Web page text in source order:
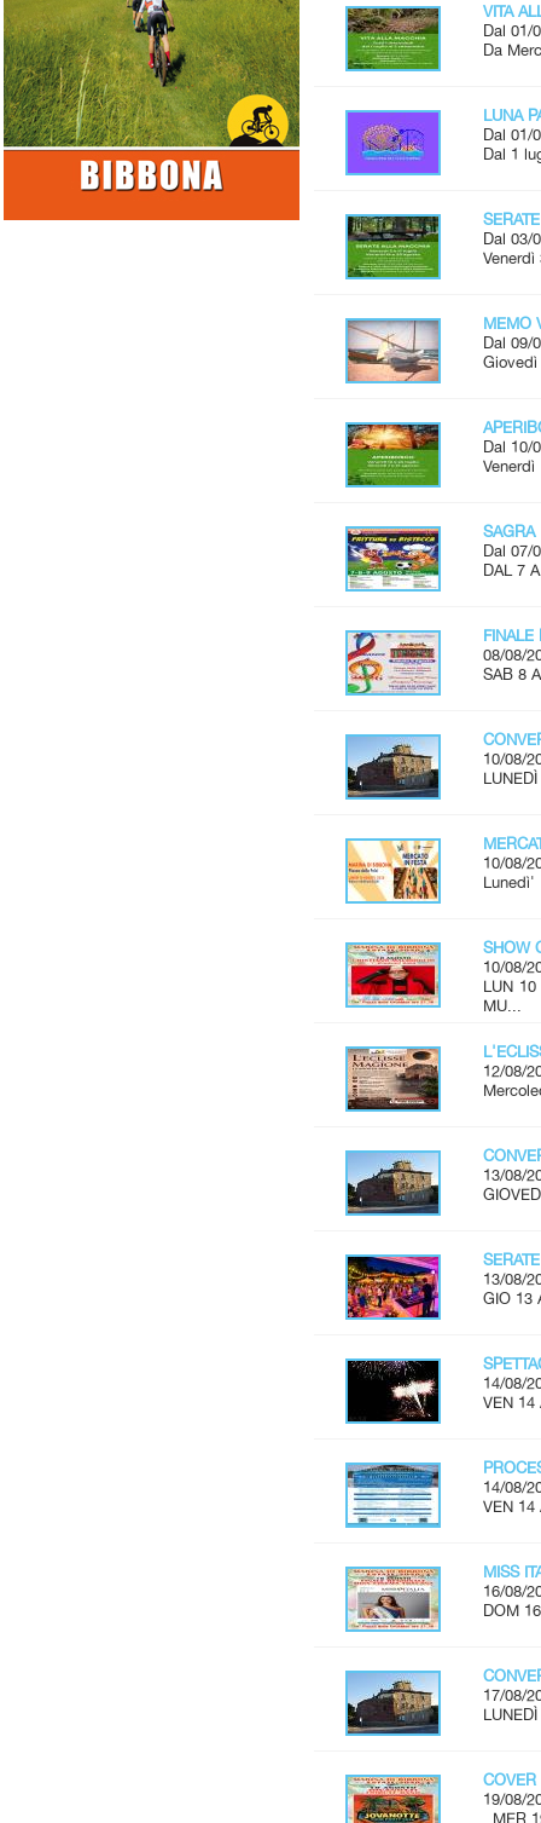
VITA
Dal 01/
Da
LUNA
Dal 01/
Dal 1
Dal 03/
MEMO
Dal 09/
Dal 10/
SAGRA
Dal 07/
DAL 7
FINALE
08/08/
SAB 8
10/08/
10/08/
Lunedì'
SHOW
10/08/
LUN 10
MU...
12/08/
13/08/
13/08/
GIO 13
14/08/
VEN 14
14/08/
VEN 14
MISS
16/08/
DOM
17/08/
COVER
19/08/
MER